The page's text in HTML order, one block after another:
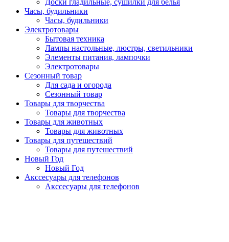
Часы, будильники
Часы, будильники
Электротовары
Бытовая техника
Лампы настольные, люстры, светильники
Элементы питания, лампочки
Электротовары
Сезонный товар
Для сада и огорода
Сезонный товар
Товары для творчества
Товары для творчества
Товары для животных
Товары для животных
Товары для путешествий
Товары для путешествий
Новый Год
Новый Год
Акссесуары для телефонов
Акссесуары для телефонов